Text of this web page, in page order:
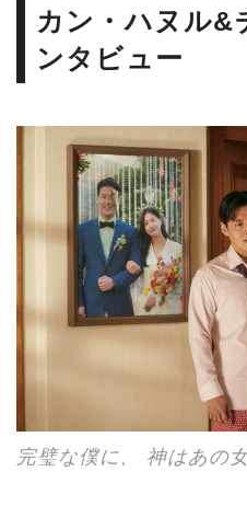
カン・ハヌル&
ンタビュー
完璧な僕に、 神はあの